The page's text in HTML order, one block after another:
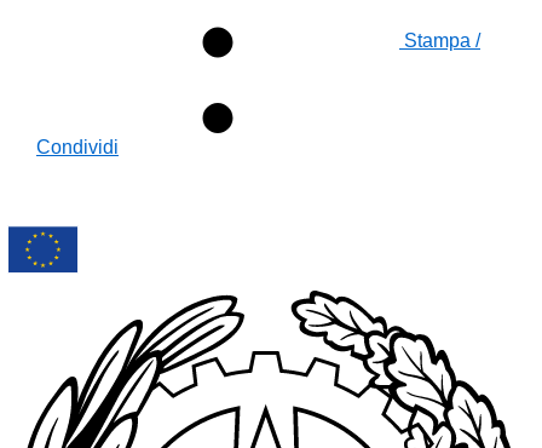
Stampa /
Condividi